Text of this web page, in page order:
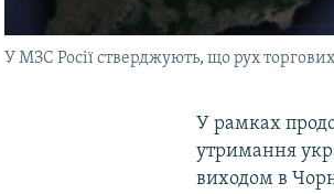
У МЗС Росії стверджують, що рух
У рамках
утримання
виходом в